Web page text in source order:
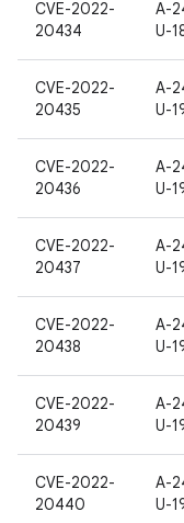
CVE-2022-
20434
A-
U-
CVE-2022-
20435
A-
U-
CVE-2022-
20436
A-
U-
CVE-2022-
20437
A-
U-
CVE-2022-
20438
A-
U-
CVE-2022-
20439
A-
U-
CVE-2022-
20440
A-
U-